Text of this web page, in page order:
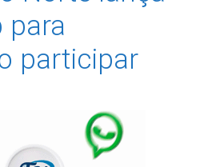
para
participar